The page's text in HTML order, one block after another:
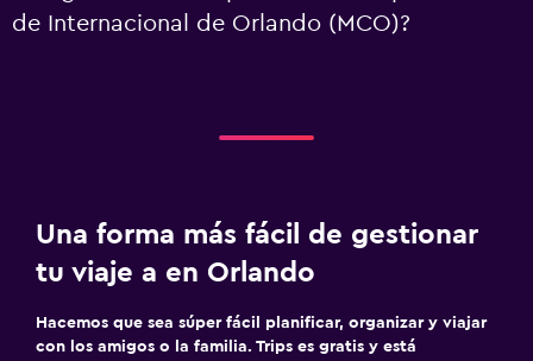
de Internacional de Orlando (MCO)?
Una forma más fácil de gestionar
tu viaje a en Orlando
Hacemos que sea súper fácil planificar, organizar y viajar
con los amigos o la familia. Trips es gratis y está